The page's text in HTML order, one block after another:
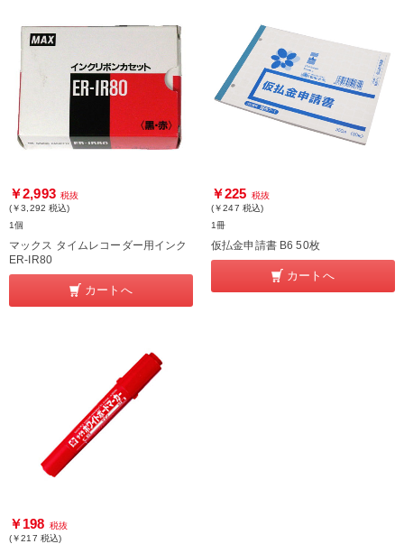
￥2,993 税抜
(￥3,292 税込)
1個
マックス タイムレコーダー用インク
ER-IR80
カートへ
￥225 税抜
(￥247 税込)
1冊
仮払金申請書 B6 50枚
カートへ
￥198 税抜
(￥217 税込)